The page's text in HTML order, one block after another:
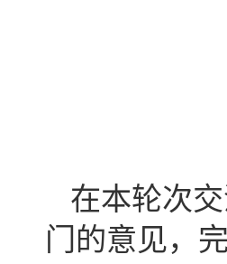
在本轮次
门的意见，